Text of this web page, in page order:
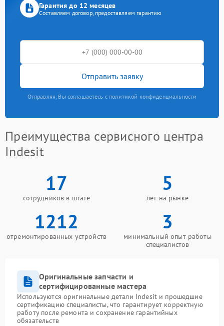
Гарантия до 12 месяцев
Составляем договор, предоставляем гарантию
Отправить заявку
Отправляя, Вы соглашаетесь с политикой конфиденциальности
Преимущества сервисного центра
Indesit
17
сотрудников в штате
5
лет на рынке
1212
отремонтированных устройств
3
минимальный опыт работы
специалистов
Оригинальные запчасти и
сертифицированные мастера
Используются оригинальные детали Indesit и прошедшие
сертификацию специалисты, что гарантирует корректную
работу после ремонта и сохранение гарантийных
обязательств